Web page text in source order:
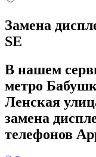
Замена
SE
В нашем
метро
Ленская
замена
телефонов